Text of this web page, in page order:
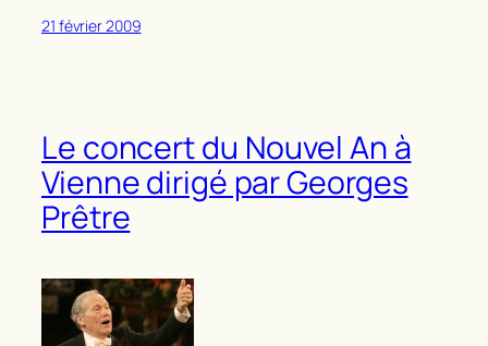
21 février 2009
Le concert du Nouvel An à
Vienne dirigé par Georges
Prêtre